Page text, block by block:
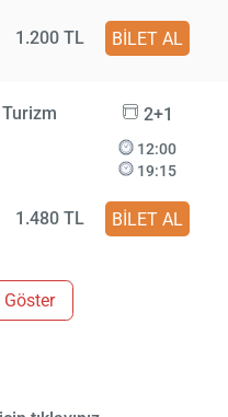
1.200 TL BİLET AL
2+1
12:00
19:15
1.480 TL BİLET AL